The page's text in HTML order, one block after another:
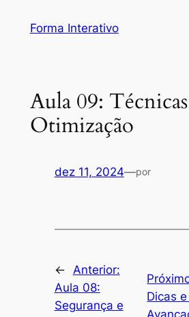
Forma Interativo
Aula 09:
Otimização
dez 11, 2024—por
←
Anterior:
Aula 08:
Segurança e
Dicas